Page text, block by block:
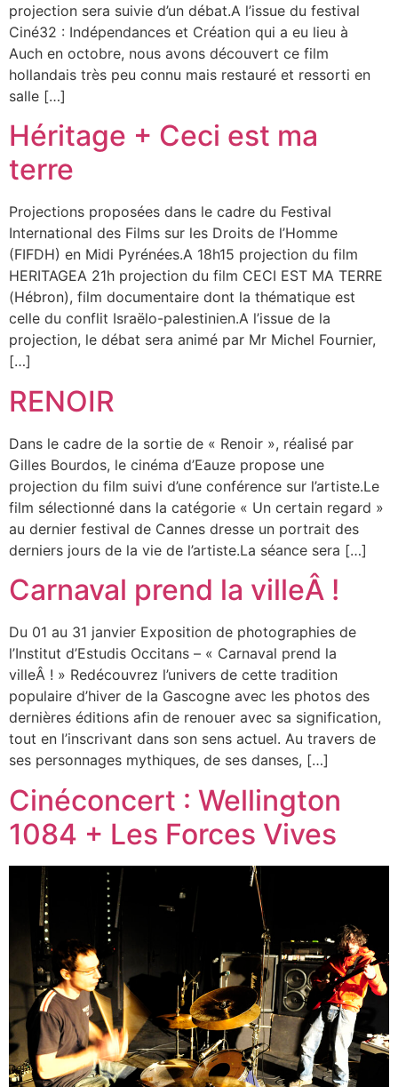
projection sera suivie d’un débat.A l’issue du festival
Ciné32 : Indépendances et Création qui a eu lieu à
Auch en octobre, nous avons découvert ce film
hollandais très peu connu mais restauré et ressorti en
salle […]
Héritage + Ceci est ma
terre
Projections proposées dans le cadre du Festival
International des Films sur les Droits de l’Homme
(FIFDH) en Midi Pyrénées.A 18h15 projection du film
HERITAGEA 21h projection du film CECI EST MA TERRE
(Hébron), film documentaire dont la thématique est
celle du conflit Israëlo-palestinien.A l’issue de la
projection, le débat sera animé par Mr Michel Fournier,
[…]
RENOIR
Dans le cadre de la sortie de « Renoir », réalisé par
Gilles Bourdos, le cinéma d’Eauze propose une
projection du film suivi d’une conférence sur l’artiste.Le
film sélectionné dans la catégorie « Un certain regard »
au dernier festival de Cannes dresse un portrait des
derniers jours de la vie de l’artiste.La séance sera […]
Carnaval prend la villeÂ !
Du 01 au 31 janvier Exposition de photographies de
l’Institut d’Estudis Occitans – « Carnaval prend la
villeÂ ! » Redécouvrez l’univers de cette tradition
populaire d’hiver de la Gascogne avec les photos des
dernières éditions afin de renouer avec sa signification,
tout en l’inscrivant dans son sens actuel. Au travers de
ses personnages mythiques, de ses danses, […]
Cinéconcert : Wellington
1084 + Les Forces Vives